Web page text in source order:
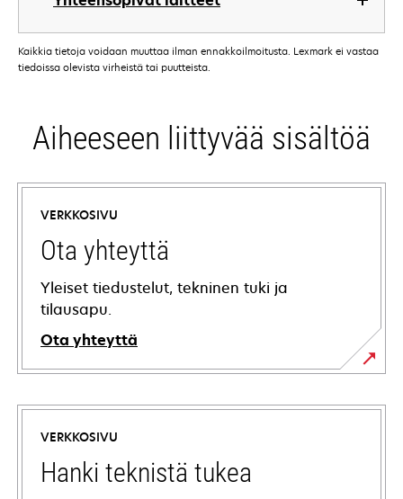
Kaikkia tietoja voidaan muuttaa ilman ennakkoilmoitusta. Lexmark ei vastaa
tiedoissa olevista virheistä tai puutteista.
Aiheeseen liittyvää sisältöä
VERKKOSIVU
Ota yhteyttä
Yleiset tiedustelut, tekninen tuki ja
tilausapu.
Ota yhteyttä
VERKKOSIVU
Hanki teknistä tukea